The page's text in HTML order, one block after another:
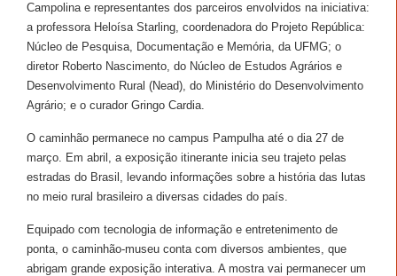
Campolina e representantes dos parceiros envolvidos na iniciativa:
a professora Heloísa Starling, coordenadora do Projeto República:
Núcleo de Pesquisa, Documentação e Memória, da UFMG; o
diretor Roberto Nascimento, do Núcleo de Estudos Agrários e
Desenvolvimento Rural (Nead), do Ministério do Desenvolvimento
Agrário; e o curador Gringo Cardia.
O caminhão permanece no campus Pampulha até o dia 27 de
março. Em abril, a exposição itinerante inicia seu trajeto pelas
estradas do Brasil, levando informações sobre a história das lutas
no meio rural brasileiro a diversas cidades do país.
Equipado com tecnologia de informação e entretenimento de
ponta, o caminhão-museu conta com diversos ambientes, que
abrigam grande exposição interativa. A mostra vai permanecer um